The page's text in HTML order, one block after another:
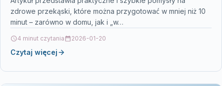
zdrowe przekąski, które można przygotować w mniej niż 10
minut – zarówno w domu, jak i „w…
4 minut czytania 2026-01-20
Czytaj więcej